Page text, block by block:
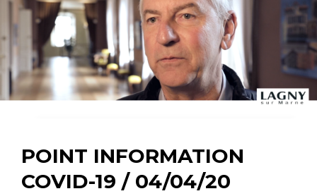
POINT INFORMATION
COVID-19 / 04/04/20